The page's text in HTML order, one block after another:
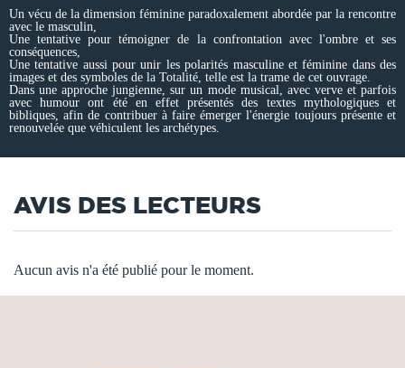
Un vécu de la dimension féminine paradoxalement abordée par la rencontre
avec le masculin,
Une tentative pour témoigner de la confrontation avec l'ombre et ses
conséquences,
Une tentative aussi pour unir les polarités masculine et féminine dans des
images et des symboles de la Totalité, telle est la trame de cet ouvrage.
Dans une approche jungienne, sur un mode musical, avec verve et parfois
avec humour ont été en effet présentés des textes mythologiques et
bibliques, afin de contribuer à faire émerger l'énergie toujours présente et
renouvelée que véhiculent les archétypes.
AVIS DES LECTEURS
Aucun avis n'a été publié pour le moment.